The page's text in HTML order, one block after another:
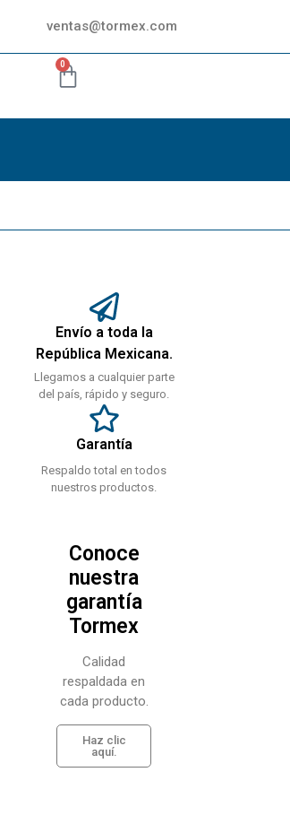
ventas@tormex.com
0
Envío a toda la
República Mexicana.
Llegamos a cualquier parte
del país, rápido y seguro.
Garantía
Respaldo total en todos
nuestros productos.
Conoce
nuestra
garantía
Tormex
Calidad
respaldada en
cada producto.
Haz clic
aquí.